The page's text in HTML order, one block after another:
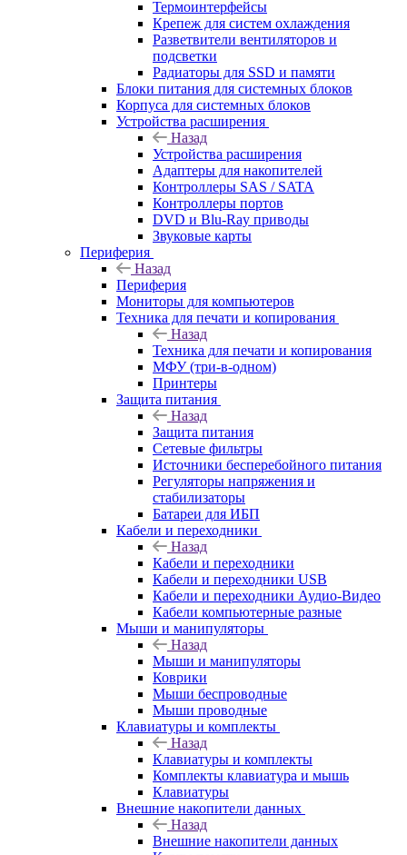
Термоинтерфейсы
Крепеж для систем охлаждения
Разветвители вентиляторов и
подсветки
Радиаторы для SSD и памяти
Блоки питания для системных блоков
Корпуса для системных блоков
Устройства расширения
Назад
Устройства расширения
Адаптеры для накопителей
Контроллеры SAS / SATA
Контроллеры портов
DVD и Blu-Ray приводы
Звуковые карты
Периферия
Назад
Периферия
Мониторы для компьютеров
Техника для печати и копирования
Назад
Техника для печати и копирования
МФУ (три-в-одном)
Принтеры
Защита питания
Назад
Защита питания
Сетевые фильтры
Источники бесперебойного питания
Регуляторы напряжения и
стабилизаторы
Батареи для ИБП
Кабели и переходники
Назад
Кабели и переходники
Кабели и переходники USB
Кабели и переходники Аудио-Видео
Кабели компьютерные разные
Мыши и манипуляторы
Назад
Мыши и манипуляторы
Коврики
Мыши беспроводные
Мыши проводные
Клавиатуры и комплекты
Назад
Клавиатуры и комплекты
Комплекты клавиатура и мышь
Клавиатуры
Внешние накопители данных
Назад
Внешние накопители данных